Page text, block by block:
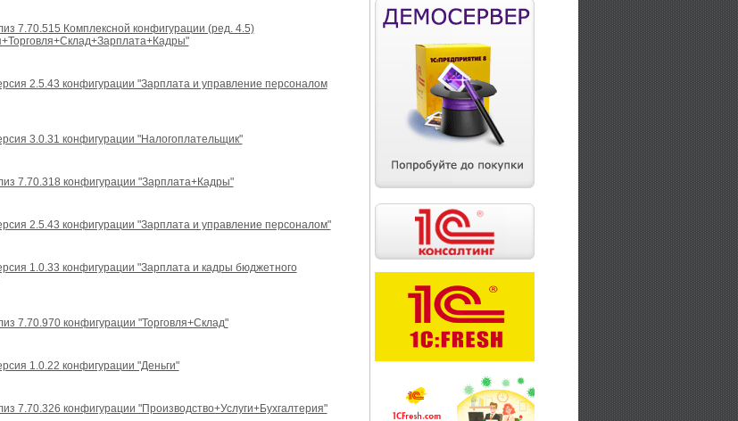
7.70.515 Комплексной конфигурации (ред. 4.5)
2.5.43 конфигурации "Зарплата и управление персоналом
3.0.31 конфигурации "Налогоплательщик"
7.70.318 конфигурации "Зарплата+Кадры"
2.5.43 конфигурации "Зарплата и управление персоналом"
1.0.33 конфигурации "Зарплата и кадры бюджетного
7.70.970 конфигурации "Торговля+Склад"
1.0.22 конфигурации "Деньги"
7.70.326 конфигурации "Производство+Услуги+Бухгалтерия"